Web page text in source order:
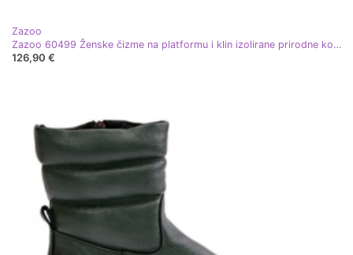
Zazoo
Zazoo 60499 Ženske čizme na platformu i klin izolirane prirodne kože tamnozelene zelena
126,90 €